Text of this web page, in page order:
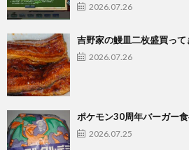
2026.07.26
吉野家の鰻皿二枚盛買って
2026.07.26
ポケモン30周年バーガー
2026.07.25